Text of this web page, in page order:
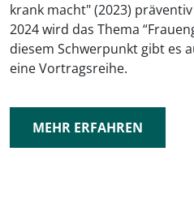
krank macht" (2023)
2024 wird das Thema
diesem Schwerpunkt gibt es
eine Vortragsreihe.
MEHR ERFAHREN